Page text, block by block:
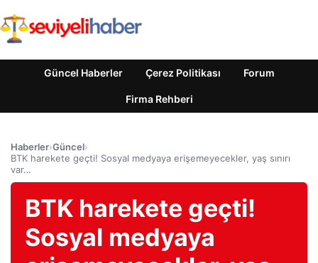
Güncel Haberler Çerez Politikası Forum
Firma Rehberi
Haberler›Güncel›
BTK harekete geçti! Sosyal medyaya erişemeyecekler, yaş sınırı
var…
BTK harekete geçti!
Sosyal medyaya